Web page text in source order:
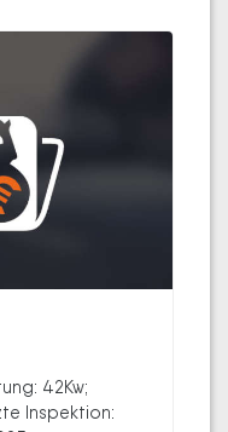
42Kw;
Inspektion: